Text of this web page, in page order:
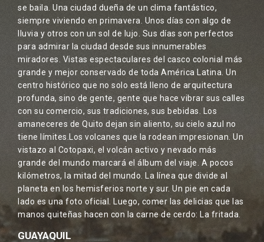
se baila. Una ciudad dueña de un clima fantástico,
siempre viviendo en primavera. Unos días con algo de
lluvia y otros con un sol de lujo. Sus días son perfectos
para admirar la ciudad desde sus innumerables
miradores. Vistas espectaculares del casco colonial más
grande y mejor conservado de toda América Latina. Un
centro histórico que no solo está lleno de arquitectura
profunda, sino de gente, gente que hace vibrar sus calles
con su comercio, sus tradiciones, sus bebidas. Los
amaneceres de Quito dejan sin aliento, su cielo azul no
tiene límites.Los volcanes que la rodean impresionan. Un
vistazo al Cotopaxi, el volcán activo y nevado más
grande del mundo marcará el álbum del viaje. A pocos
kilómetros, la mitad del mundo. La línea que divide al
planeta en los hemisferios norte y sur. Un pie en cada
lado es una foto oficial. Luego, comer las delicias que las
manos quiteñas hacen con la carne de cerdo: La fritada.
GUAYAQUIL